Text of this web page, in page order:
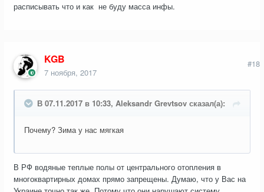
расписывать что и как не буду масса инфы.
KGB
7 ноября, 2017
#18
В 07.11.2017 в 10:33, Aleksandr Grevtsov сказал(а):
Почему? Зима у нас мягкая
В РФ водяные теплые полы от центрального отопления в
многоквартирных домах прямо запрещены. Думаю, что у Вас на